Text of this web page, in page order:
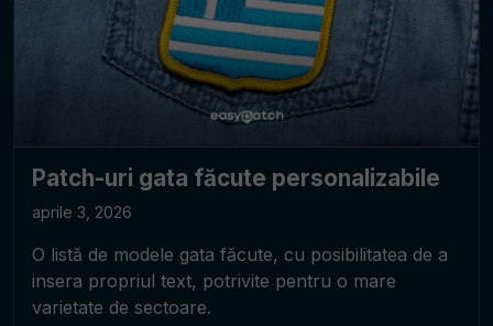
Patch-uri gata făcute personalizabile
aprile 3, 2026
O listă de modele gata făcute, cu posibilitatea de a
insera propriul text, potrivite pentru o mare
varietate de sectoare.